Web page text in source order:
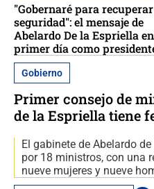
"Gobernaré para
seguridad": el mensaje de
Abelardo De la Espriella
primer día como
Gobierno
Primer consejo de
de la Espriella tiene
El gabinete de Abelardo
por 18 ministros, con una
nueve mujeres y nueve